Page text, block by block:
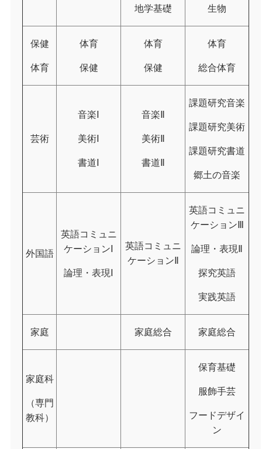
地学基礎 生物
保健
体育
体育
保健
体育
保健
体育
総合体育
芸術
音楽Ⅰ
美術Ⅰ
書道Ⅰ
音楽Ⅱ
美術Ⅱ
書道Ⅱ
課題研究音楽
課題研究美術
課題研究書道
郷土の音楽
外国語
英語コミュニ
ケーションⅠ
論理・表現Ⅰ
英語コミュニ
ケーションⅡ
英語コミュニ
ケーションⅢ
論理・表現Ⅱ
探究英語
実践英語
家庭 家庭総合 家庭総合
家庭科
（専門
教科）
保育基礎
服飾手芸
フードデザイ
ン